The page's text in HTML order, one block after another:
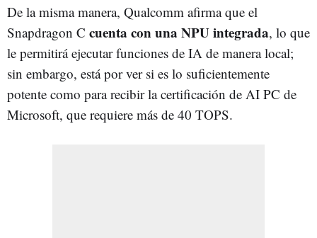
De la misma manera, Qualcomm afirma que el
Snapdragon C cuenta con una NPU integrada, lo que
le permitirá ejecutar funciones de IA de manera local;
sin embargo, está por ver si es lo suficientemente
potente como para recibir la certificación de AI PC de
Microsoft, que requiere más de 40 TOPS.